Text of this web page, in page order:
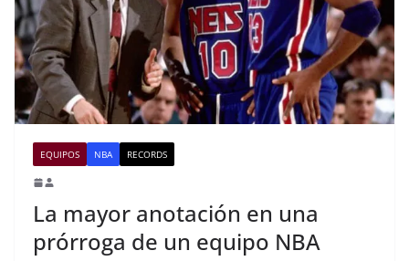
EQUIPOS NBA RECORDS
La mayor anotación en una
prórroga de un equipo NBA